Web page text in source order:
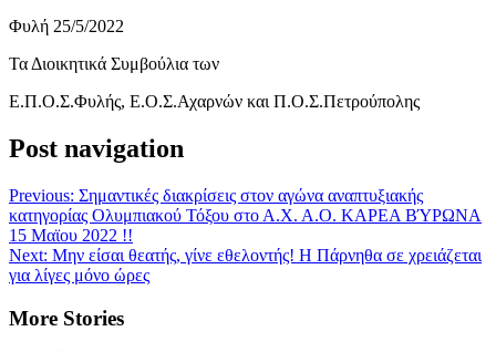
Φυλή 25/5/2022
Τα Διοικητικά Συμβούλια των
Ε.Π.Ο.Σ.Φυλής, Ε.Ο.Σ.Αχαρνών και Π.Ο.Σ.Πετρούπολης
Post navigation
Previous: Σημαντικές διακρίσεις στον αγώνα αναπτυξιακής
κατηγορίας Ολυμπιακού Τόξου στο Α.Χ. Α.Ο. ΚΑΡΕΑ ΒΎΡΩΝΑ
15 Μαϊου 2022 !!
Next: Μην είσαι θεατής, γίνε εθελοντής! Η Πάρνηθα σε χρειάζεται
για λίγες μόνο ώρες
More Stories